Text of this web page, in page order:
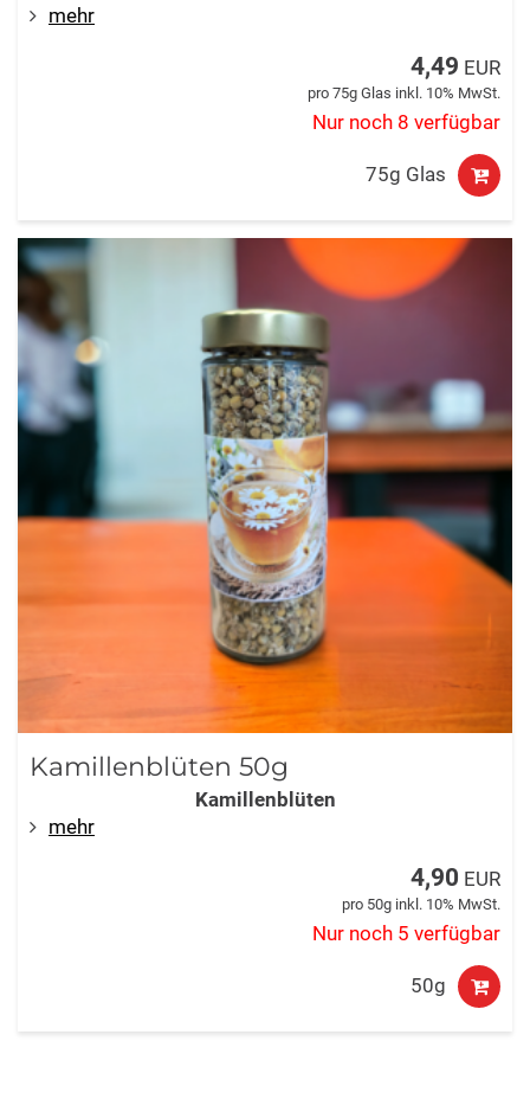
mehr
4,49 EUR
pro 75g Glas inkl. 10% MwSt.
Nur noch 8 verfügbar
75g Glas
Kamillenblüten 50g
Kamillenblüten
mehr
4,90 EUR
pro 50g inkl. 10% MwSt.
Nur noch 5 verfügbar
50g